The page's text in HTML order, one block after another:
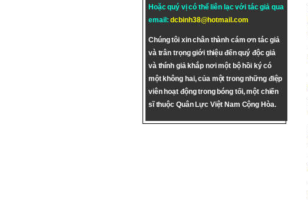
Hoặc quý vị có thể liên lạc với tác giả qua
email:dcbinh38@hotmail.com
Chúng tôi xin chân thành cám ơn tác giả
và trân trọng giới thiệu đến quý độc giả
và thính giả khắp nơi một bộ hồi ký có
một không hai, của một trong những điệp
viên hoạt động trong bóng tối, một chiến
sĩ thuộc Quân Lực Việt Nam Cộng Hòa.